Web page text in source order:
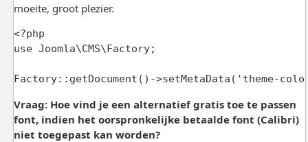
moeite, groot plezier.
<?php
use Joomla\CMS\Factory;
Vraag: Hoe vind je een alternatief gratis toe te passen
font, indien het oorspronkelijke betaalde font (Calibri)
niet toegepast kan worden?